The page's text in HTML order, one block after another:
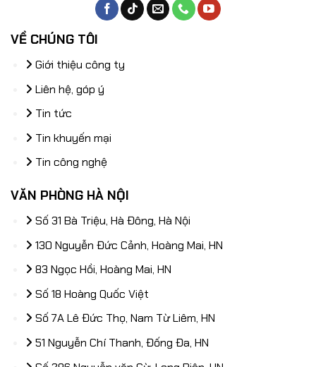
VỀ CHÚNG TÔI
Giới thiệu công ty
Liên hệ, góp ý
Tin tức
Tin khuyến mại
Tin công nghệ
VĂN PHÒNG HÀ NỘI
Số 31 Bà Triệu, Hà Đông, Hà Nội
130 Nguyễn Đức Cảnh, Hoàng Mai, HN
83 Ngọc Hồi, Hoàng Mai, HN
Số 18 Hoàng Quốc Việt
Số 7A Lê Đức Thọ, Nam Từ Liêm, HN
51 Nguyễn Chí Thanh, Đống Đa, HN